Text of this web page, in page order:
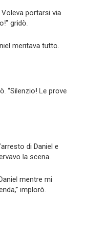
portarsi via
gridò.
meritava tutto.
“Silenzio! Le prove
di Daniel e
la scena.
mentre mi
implorò.